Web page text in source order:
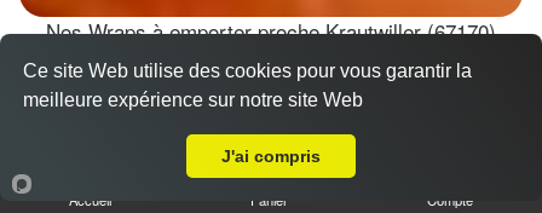
Nos Wraps à emporter proche Krautwiller (67170)
Wraps Chicken
Accueil Panier Compte
Ce site Web utilise des cookies pour vous garantir la
meilleure expérience sur notre site Web
J'ai compris